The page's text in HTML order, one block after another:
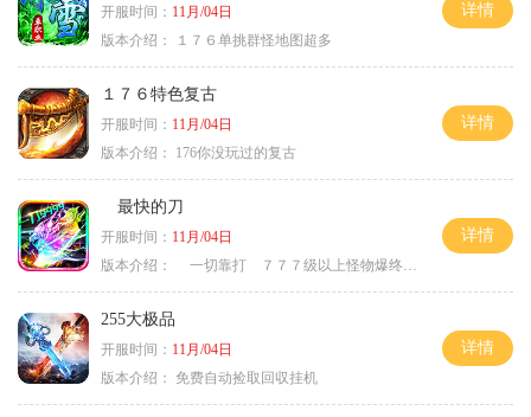
开服时间： 11月/04日
版本介绍：
１７６单挑群怪地图超多
详情
１７６特色复古
开服时间： 11月/04日
版本介绍：
176你没玩过的复古
详情
最快的刀
开服时间： 11月/04日
版本介绍：
一切靠打 ７７７级以上怪物爆终极
详情
255大极品
开服时间： 11月/04日
版本介绍： 免费自动捡取回収挂机
详情